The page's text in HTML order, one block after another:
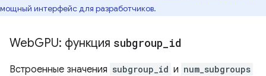
мощный интерфейс для разработчиков.
WebGPU: функция subgroup id
Встроенные значения subgroup_id и num_subgroups